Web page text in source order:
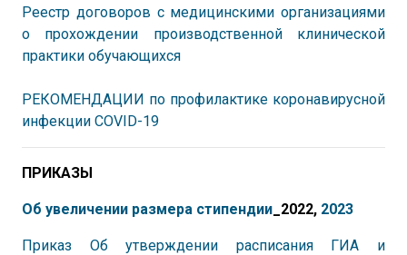
Реестр договоров с медицинскими организациями
о прохождении производственной клинической
практики обучающихся
РЕКОМЕНДАЦИИ по профилактике коронавирусной
инфекции COVID-19
ПРИКАЗЫ
Об увеличении размера стипендии _2022, 2023
Приказ Об утверждении расписания ГИА и